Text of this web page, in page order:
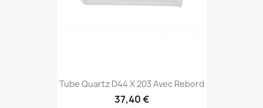
Tube Quartz D44 X 203 Avec Rebord
37,40 €